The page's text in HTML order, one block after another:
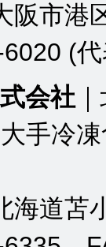
阪市港
6020 (
会社
手冷
海道苫